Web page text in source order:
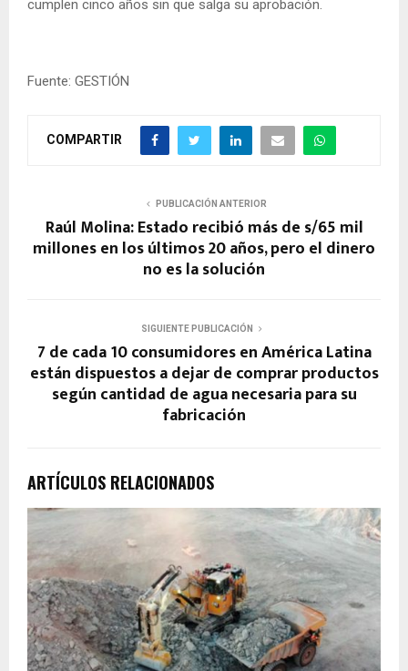
cumplen cinco años sin que salga su aprobación.
Fuente: GESTIÓN
COMPARTIR
PUBLICACIÓN ANTERIOR
Raúl Molina: Estado recibió más de s/65 mil
millones en los últimos 20 años, pero el dinero
no es la solución
SIGUIENTE PUBLICACIÓN
7 de cada 10 consumidores en América Latina
están dispuestos a dejar de comprar productos
según cantidad de agua necesaria para su
fabricación
ARTÍCULOS RELACIONADOS